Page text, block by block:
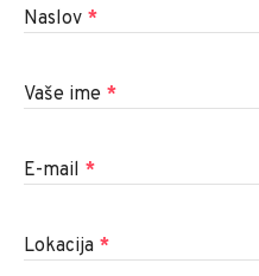
Naslov *
Vaše ime *
E-mail *
Lokacija *